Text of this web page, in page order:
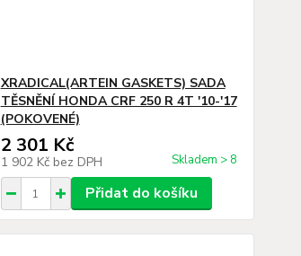
XRADICAL(ARTEIN GASKETS) SADA
TĚSNĚNÍ HONDA CRF 250 R 4T '10-'17
(POKOVENÉ)
2 301 Kč
1 902 Kč bez DPH Skladem > 8
Přidat do košíku